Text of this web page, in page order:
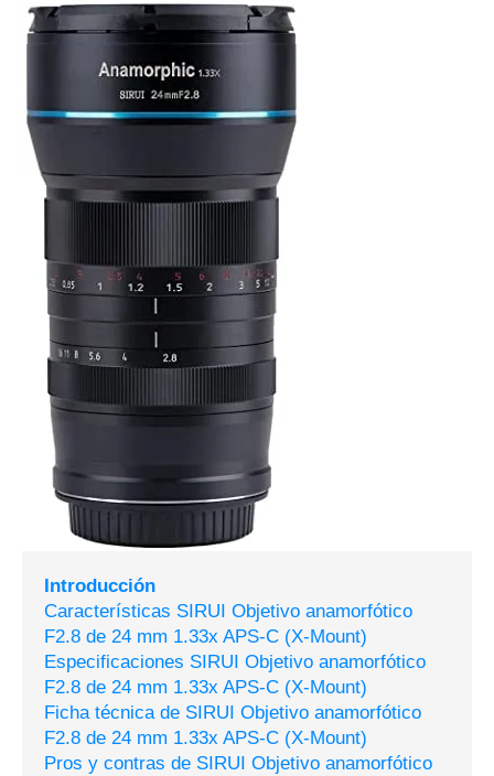
Introducción
Características SIRUI Objetivo anamorfótico
F2.8 de 24 mm 1.33x APS-C (X-Mount)
Especificaciones SIRUI Objetivo anamorfótico
F2.8 de 24 mm 1.33x APS-C (X-Mount)
Ficha técnica de SIRUI Objetivo anamorfótico
F2.8 de 24 mm 1.33x APS-C (X-Mount)
Pros y contras de SIRUI Objetivo anamorfótico